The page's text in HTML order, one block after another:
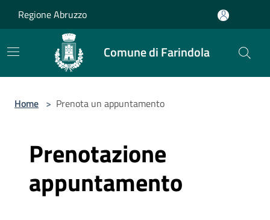
Regione Abruzzo
Comune di Farindola
Home > Prenota un appuntamento
Prenotazione
appuntamento